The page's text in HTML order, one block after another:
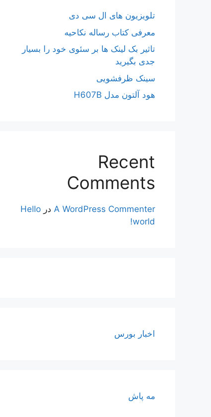
تلویزیون های ال سی دی
معرفی کتاب رساله نکاحیه
تاثیر بک لینک ها بر سئوی خود را بسیار
جدی بگیرید
سینک ظرفشویی
هود آلتون مدل H607B
Recent
Comments
A WordPress Commenter در Hello
world!
اخبار بورس
مه پاش